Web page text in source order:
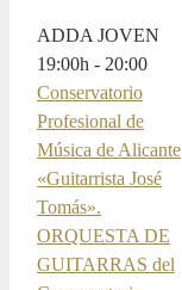
ADDA JOVEN
19:00h - 20:00
Conservatorio
Profesional de
Música de Alicante
«Guitarrista José
Tomás».
ORQUESTA DE
GUITARRAS del